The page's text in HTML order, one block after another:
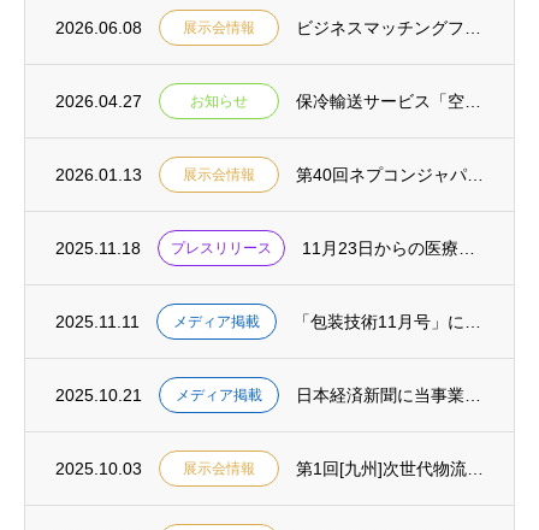
2026.06.08 展示会情報
2026.04.27 お知らせ
2026.01.13 展示会情報
2025.11.18 プレスリリース
2025.11.11 メディア掲載
2025.10.21 メディア掲載
2025.10.03 展示会情報